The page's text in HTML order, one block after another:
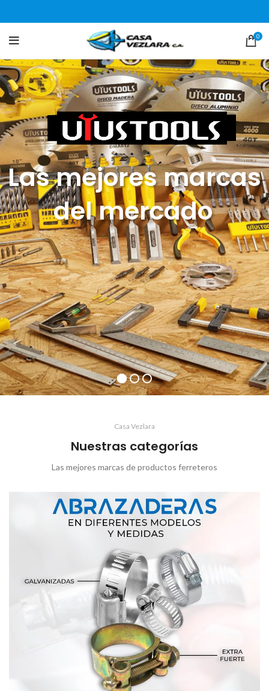
0
Las mejores marcas
del mercado
Casa Vezlara
Nuestras categorías
Las mejores marcas de productos ferreteros